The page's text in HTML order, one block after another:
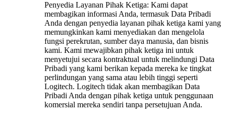
Penyedia Layanan Pihak Ketiga: Kami dapat
membagikan informasi Anda, termasuk Data Pribadi
Anda dengan penyedia layanan pihak ketiga kami yang
memungkinkan kami menyediakan dan mengelola
fungsi perekrutan, sumber daya manusia, dan bisnis
kami. Kami mewajibkan pihak ketiga ini untuk
menyetujui secara kontraktual untuk melindungi Data
Pribadi yang kami berikan kepada mereka ke tingkat
perlindungan yang sama atau lebih tinggi seperti
Logitech. Logitech tidak akan membagikan Data
Pribadi Anda dengan pihak ketiga untuk penggunaan
komersial mereka sendiri tanpa persetujuan Anda.